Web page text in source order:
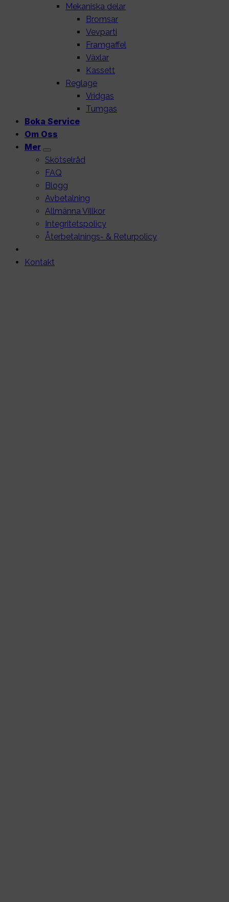
Mekaniska delar
Bromsar
Vevparti
Framgaffel
Växlar
Kassett
Reglage
Vridgas
Tumgas
Boka Service
Om Oss
Mer
Skötselråd
FAQ
Blogg
Avbetalning
Allmänna Villkor
Integritetspolicy
Återbetalnings- & Returpolicy
Kontakt